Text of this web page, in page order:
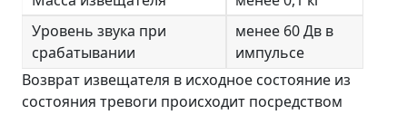
Уровень звука при
срабатывании
менее 60 Дв в
импульсе
Возврат извещателя в исходное состояние из
состояния тревоги происходит посредством